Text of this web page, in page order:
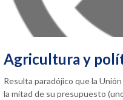
Agricultura y
Resulta paradójico que la
la mitad de su presupuesto